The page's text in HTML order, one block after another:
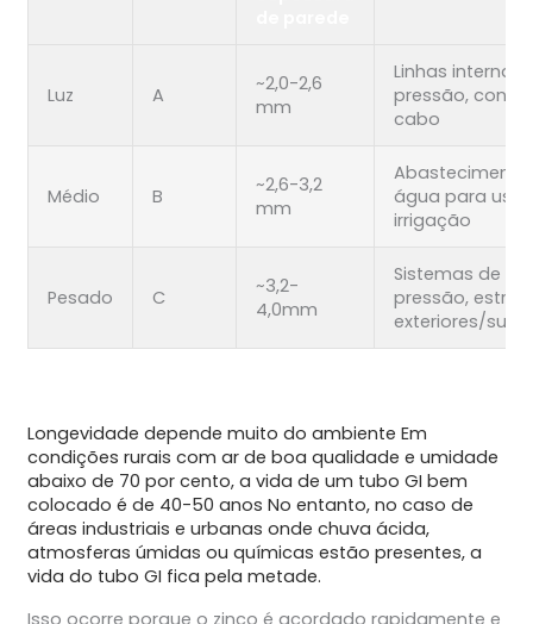
Luz A
~2,0-2,6
mm
Linhas internas
pressão,
cabo
Médio B
~2,6-3,2
mm
Abastecimento
água para uso
irrigação
Pesado C
~3,2-
4,0mm
Sistemas de
pressão,
exteriores/
Longevidade depende muito do ambiente Em
condições rurais com ar de boa qualidade e umidade
abaixo de 70 por cento, a vida de um tubo GI bem
colocado é de 40-50 anos No entanto, no caso de
áreas industriais e urbanas onde chuva ácida,
atmosferas úmidas ou químicas estão presentes, a
vida do tubo GI fica pela metade.
Isso ocorre porque o zinco é acordado rapidamente e